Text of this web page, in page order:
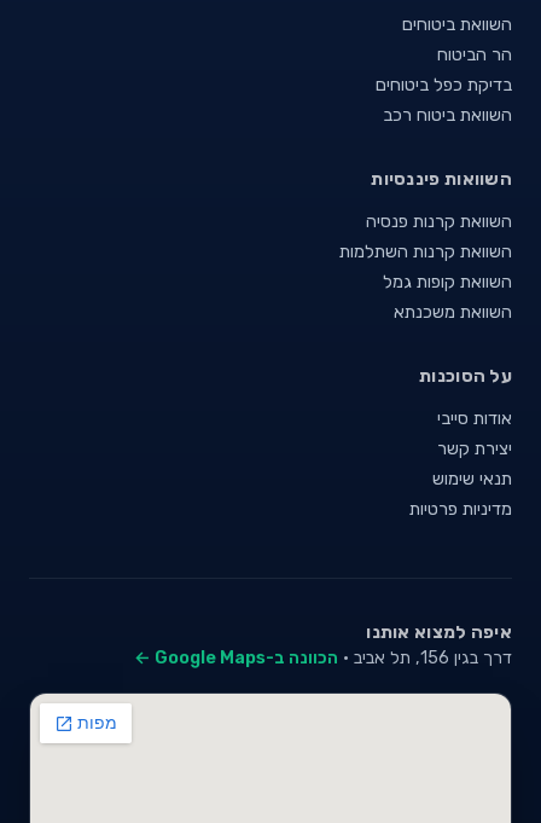
השוואת ביטוחים
הר הביטוח
בדיקת כפל ביטוחים
השוואת ביטוח רכב
השוואות פיננסיות
השוואת קרנות פנסיה
השוואת קרנות השתלמות
השוואת קופות גמל
השוואת משכנתא
על הסוכנות
אודות סייבי
יצירת קשר
תנאי שימוש
מדיניות פרטיות
איפה למצוא אותנו
דרך בגין 156, תל אביב · הכוונה ב-Google Maps ←